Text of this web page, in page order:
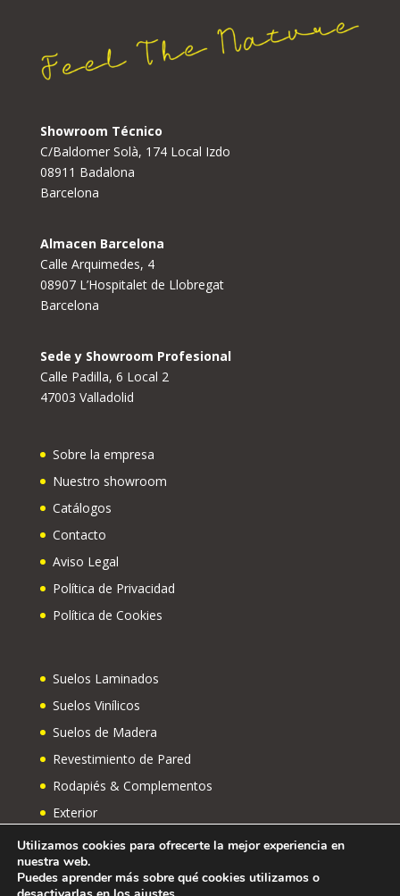
Showroom Técnico
C/Baldomer Solà, 174 Local Izdo
08911 Badalona
Barcelona
Almacen Barcelona
Calle Arquimedes, 4
08907 L’Hospitalet de Llobregat
Barcelona
Sede y Showroom Profesional
Calle Padilla, 6 Local 2
47003 Valladolid
Sobre la empresa
Nuestro showroom
Catálogos
Contacto
Aviso Legal
Política de Privacidad
Política de Cookies
Suelos Laminados
Suelos Vinílicos
Suelos de Madera
Revestimiento de Pared
Rodapiés & Complementos
Exterior
Utilizamos cookies para ofrecerte la mejor experiencia en
nuestra web.
Puedes aprender más sobre qué cookies utilizamos o